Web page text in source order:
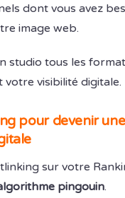
dont vous avez
image web.
studio tous les
votre visibilité digitale.
pour devenir une
sur votre
pingouin.